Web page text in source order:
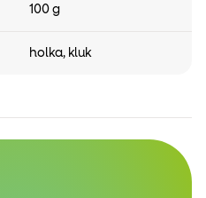
100 g
holka, kluk